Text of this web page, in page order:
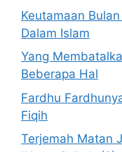
Keutamaan
Dalam Islam
Yang
Beberapa Hal
Fardhu
Fiqih
Terjemah Matan